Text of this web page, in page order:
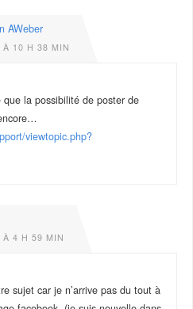
AWeber
À 10 H 38 MIN
que la possibilité de poster de
viewtopic.php?
À 4 H 59 MIN
sujet car je n’arrive pas du tout à